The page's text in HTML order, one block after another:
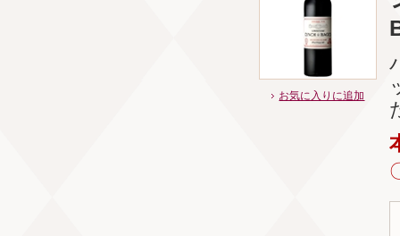
お気に入りに追加